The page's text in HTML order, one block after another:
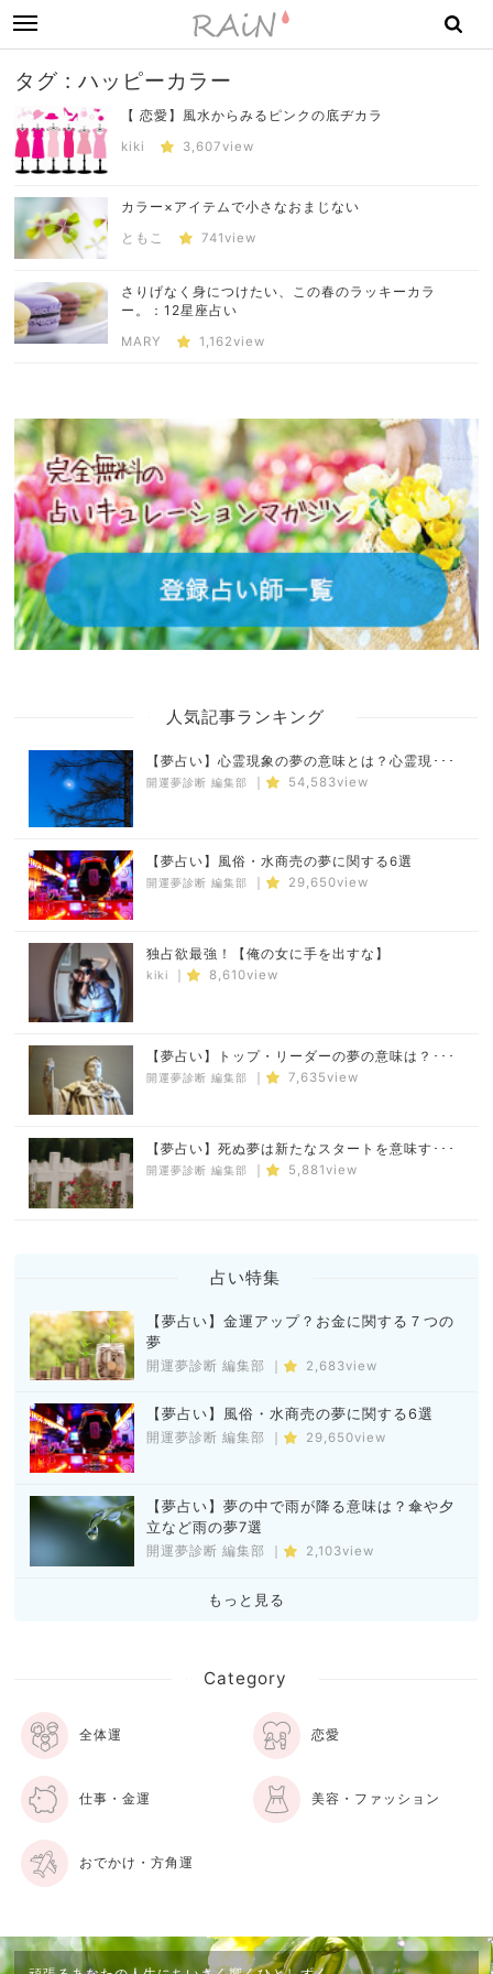
toggle
navigation
タグ : ハッピーカラー
【 恋愛】風水からみるピンクの底ヂカラ
kiki 3,607view
カラー×アイテムで小さなおまじない
ともこ 741view
さりげなく身につけたい、この春のラッキーカラ
ー。：12星座占い
MARY 1,162view
人気記事ランキング
【夢占い】心霊現象の夢の意味とは？心霊現･･･
開運夢診断 編集部 54,583view
【夢占い】風俗・水商売の夢に関する6選
開運夢診断 編集部 ｜ 29,650view
独占欲最強！【俺の女に手を出すな】
kiki 8,610view
【夢占い】トップ・リーダーの夢の意味は？･･･
開運夢診断 編集部 7,635view
【夢占い】死ぬ夢は新たなスタートを意味す･･･
開運夢診断 編集部 5,881view
占い特集
【夢占い】金運アップ？お金に関する７つの
夢
開運夢診断 編集部 ｜ 2,683view
【夢占い】風俗・水商売の夢に関する6選
開運夢診断 編集部 ｜ 29,650view
【夢占い】夢の中で雨が降る意味は？傘や夕
立など雨の夢7選
開運夢診断 編集部 ｜ 2,103view
もっと見る
Category
全体運 恋愛
仕事・金運 美容・ファッション
おでかけ・方角運